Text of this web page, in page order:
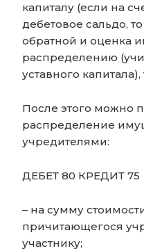
капиталу (если на
дебетовое сальдо,
обратной и оценка
распределению
уставного
После этого можно
распределение
учредителями:
ДЕБЕТ 80 КРЕДИТ 75
– на сумму
причитающегося
участнику;